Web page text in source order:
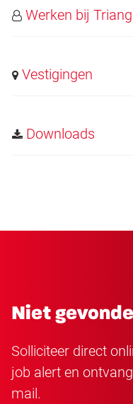
Werken bij
Vestigingen
Downloads
Niet
Solliciteer direct
job alert en
mail.